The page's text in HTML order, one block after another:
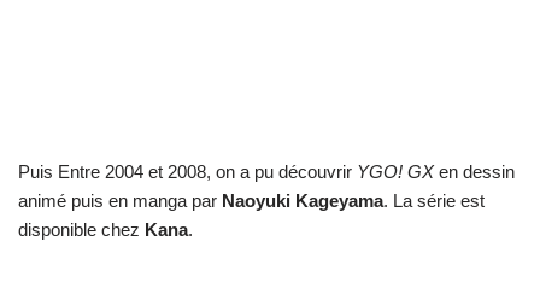
Puis Entre 2004 et 2008, on a pu découvrir YGO! GXen dessin
animé puis en manga par Naoyuki Kageyama. La série est
disponible chez Kana.